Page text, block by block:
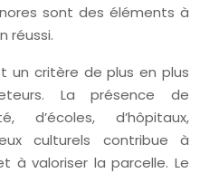
sont des éléments à
réussi.
un critère de plus en plus
La présence de
d’écoles, d’hôpitaux,
culturels contribue à
à valoriser la parcelle. Le